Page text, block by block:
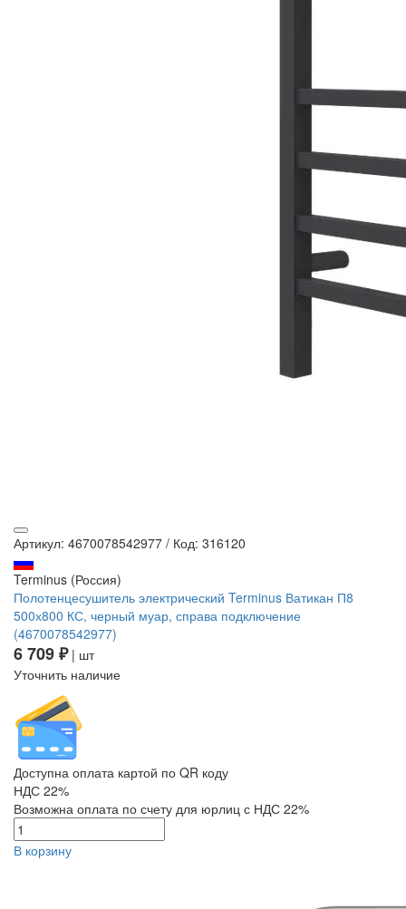
Артикул: 4670078542977 / Код: 316120
Terminus (Россия)
Полотенцесушитель электрический Terminus Ватикан П8
500х800 КС, черный муар, справа подключение
(4670078542977)
6 709 ₽| шт
Уточнить наличие
Доступна оплата картой по QR коду
НДС 22%
Возможна оплата по счету для юрлиц с НДС 22%
В корзину